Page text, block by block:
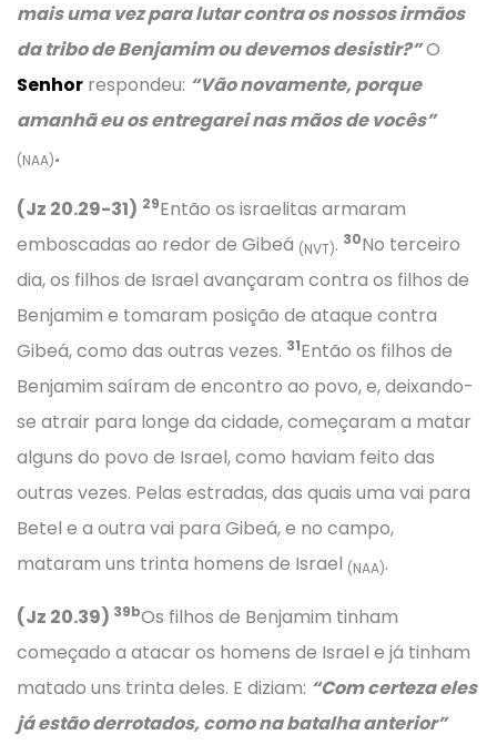
mais uma vez para lutar contra os nossos irmãos
da tribo de Benjamim ou devemos desistir?”O
Senhor respondeu: “Vão novamente, porque
amanhã eu os entregarei nas mãos de vocês”
(NAA).
(Jz 20.29-31) 29Então os israelitas armaram
emboscadas ao redor de Gibeá (NVT). 30No terceiro
dia, os filhos de Israel avançaram contra os filhos de
Benjamim e tomaram posição de ataque contra
Gibeá, como das outras vezes. 31Então os filhos de
Benjamim saíram de encontro ao povo, e, deixando-
se atrair para longe da cidade, começaram a matar
alguns do povo de Israel, como haviam feito das
outras vezes. Pelas estradas, das quais uma vai para
Betel e a outra vai para Gibeá, e no campo,
mataram uns trinta homens de Israel (NAA).
(Jz 20.39) 39bOs filhos de Benjamim tinham
começado a atacar os homens de Israel e já tinham
matado uns trinta deles. E diziam: “Com certeza eles
já estão derrotados, como na batalha anterior”